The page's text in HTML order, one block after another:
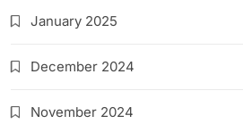
January 2025
December 2024
November 2024